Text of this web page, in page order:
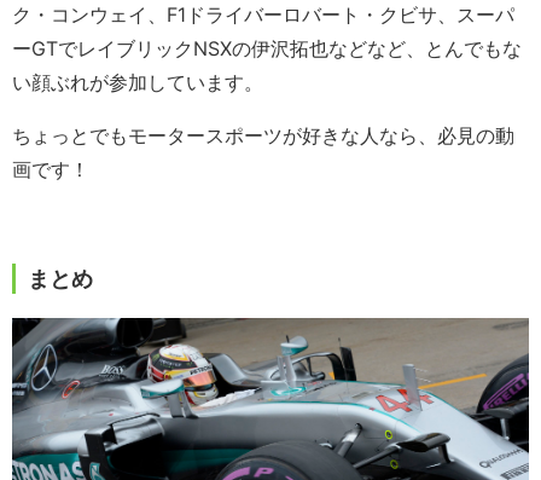
ク・コンウェイ、F1ドライバーロバート・クビサ、スーパ
ーGTでレイブリックNSXの伊沢拓也などなど、とんでもな
い顔ぶれが参加しています。
ちょっとでもモータースポーツが好きな人なら、必見の動
画です！
まとめ